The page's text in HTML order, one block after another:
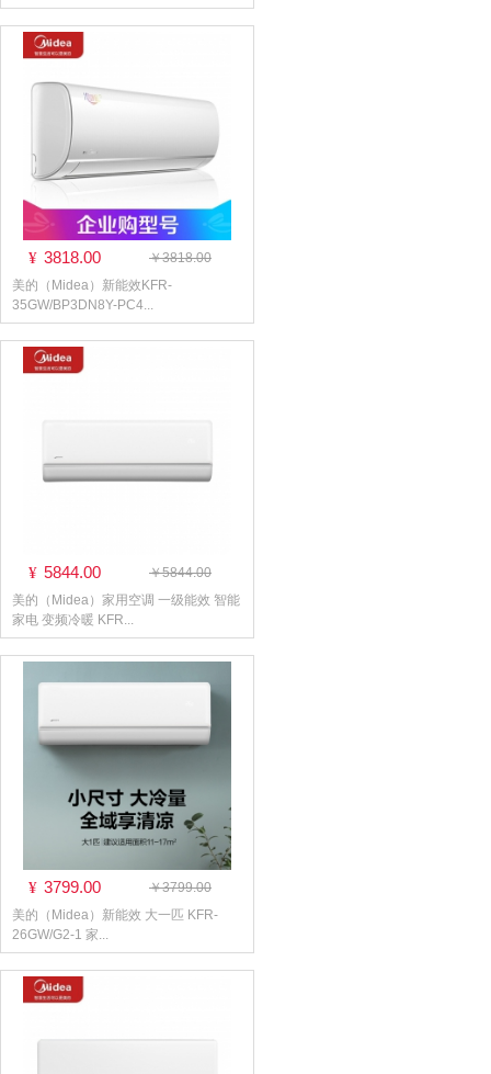
¥ 3818.00
￥3818.00
美的（Midea）新能效KFR-
35GW/BP3DN8Y-PC4...
¥ 5844.00
￥5844.00
美的（Midea）家用空调 一级能效 智能
家电 变频冷暖 KFR...
¥ 3799.00
￥3799.00
美的（Midea）新能效 大一匹 KFR-
26GW/G2-1 家...